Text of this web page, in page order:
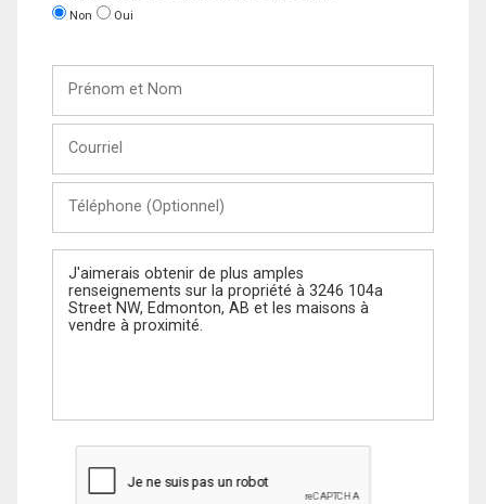
Non Oui
Nom
(Optionnel)
Message